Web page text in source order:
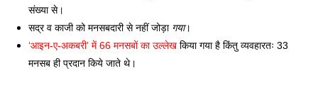
संख्या से।
सद्र व काजी को मनसबदारी से नहीं जोड़ा गया।
‘आइन-ए-अकबरी’ में 66 मनसबों का उल्लेख किया गया है किंतु व्यवहारतः 33
मनसब ही प्रदान किये जाते थे।